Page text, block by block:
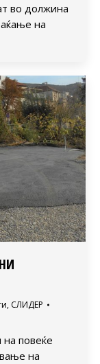
во должина
на
, СЛИДЕР
повеќе
на